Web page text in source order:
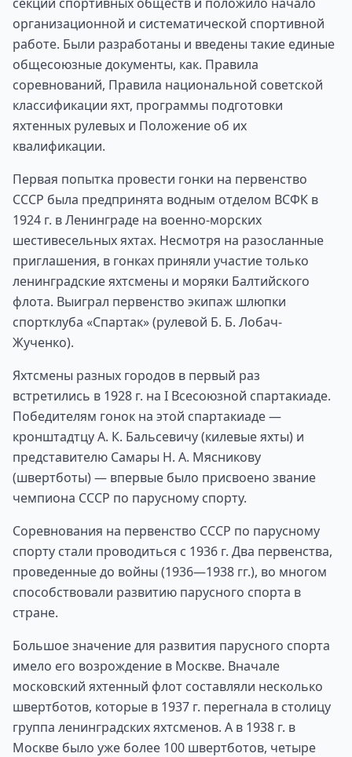
организационной и систематической спортивной
работе. Были разработаны и введены такие единые
общесоюзные документы, как. Правила
соревнований, Правила национальной советской
классификации яхт, программы подготовки
яхтенных рулевых и Положение об их
квалификации.
Первая попытка провести гонки на первенство
СССР была предпринята водным отделом ВСФК в
1924 г. в Ленинграде на военно-морских
шестивесельных яхтах. Несмотря на разосланные
приглашения, в гонках приняли участие только
ленинградские яхтсмены и моряки Балтийского
флота. Выиграл первенство экипаж шлюпки
спортклуба «Спартак» (рулевой Б. Б. Лобач-
Жученко).
Яхтсмены разных городов в первый раз
встретились в 1928 г. на I Всесоюзной спартакиаде.
Победителям гонок на этой спартакиаде —
кронштадтцу А. К. Бальсевичу (килевые яхты) и
представителю Самары Н. А. Мясникову
(швертботы) — впервые было присвоено звание
чемпиона СССР по парусному спорту.
Соревнования на первенство СССР по парусному
спорту стали проводиться с 1936 г. Два первенства,
проведенные до войны (1936—1938 гг.), во многом
способствовали развитию парусного спорта в
стране.
Большое значение для развития парусного спорта
имело его возрождение в Москве. Вначале
московский яхтенный флот составляли несколько
швертботов, которые в 1937 г. перегнала в столицу
группа ленинградских яхтсменов. А в 1938 г. в
Москве было уже более 100 швертботов, четыре